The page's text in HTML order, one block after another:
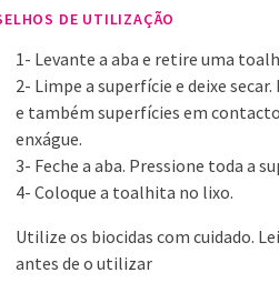
DE UTILIZAÇÃO
1- Levante a aba e retire uma
2- Limpe a superfície e deixe
e também superfícies em
enxágue.
3- Feche a aba. Pressione toda a
4- Coloque a toalhita no lixo.
Utilize os biocidas com cuidado.
antes de o utilizar